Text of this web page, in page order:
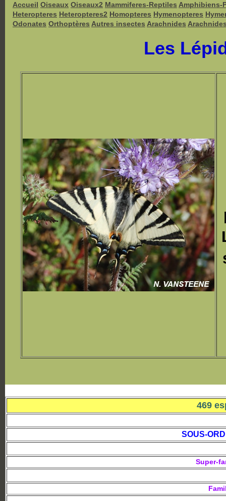
Accueil Oiseaux Oiseaux2 Mammiferes-Reptiles Amphibiens-
Heteropteres Heteropteres2 Homopteres Hymenopteres
Odonates Orthoptères Autres insectes Arachnides
Les
469
SOUS-
Super-